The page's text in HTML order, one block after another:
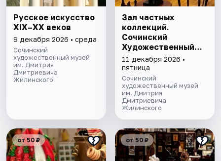
Русское искусство
XIX–XX веков
9 декабря 2026 • среда
Сочинский
художественный музей
им. Дмитрия
Дмитриевича
Жилинского
Зал частных
коллекций.
Сочинский
Художественный
музей им. Д.Д.
Жилинского
11 декабря 2026 •
пятница
Сочинский
художественный музей
им. Дмитрия
Дмитриевича
Жилинского
от 50 ₽ от 50 ₽